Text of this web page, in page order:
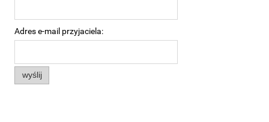
Adres e-mail przyjaciela:
wyślij